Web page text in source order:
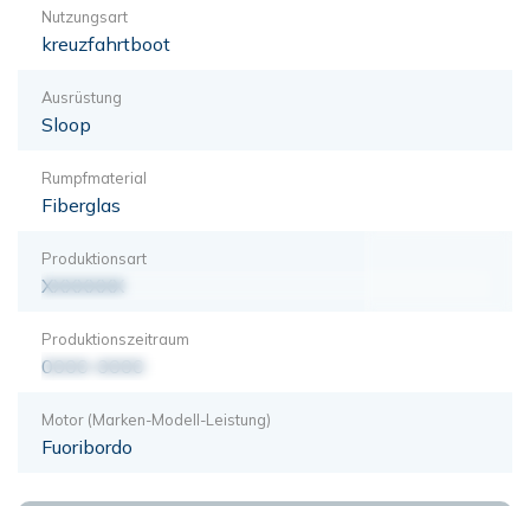
Nutzungsart
kreuzfahrtboot
Ausrüstung
Sloop
Rumpfmaterial
Fiberglas
Produktionsart
XXXXXXX
Produktionszeitraum
0000-0000
Motor (Marken-Modell-Leistung)
Fuoribordo